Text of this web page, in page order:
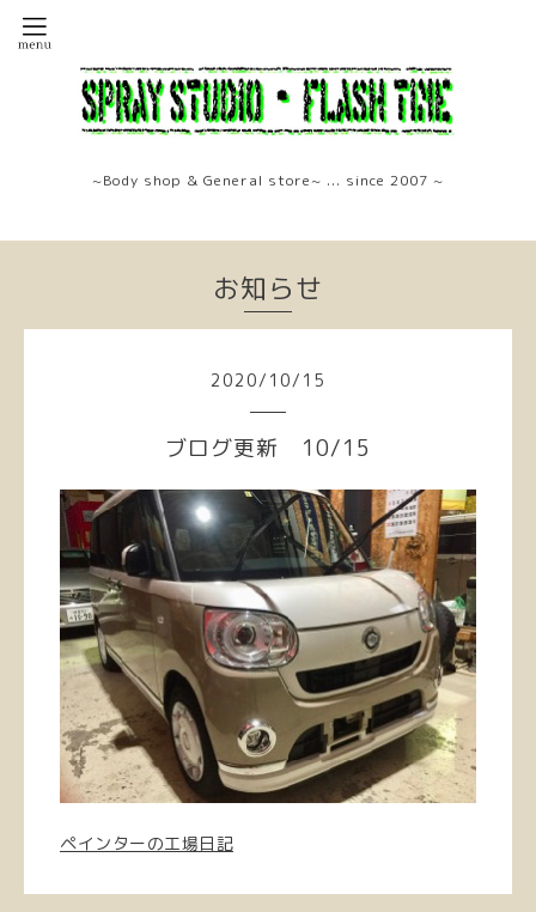
~Body shop & General store~ ... since 2007 ~
お知らせ
2020/ 10/ 15
ブログ更新 10/15
ペインターの工場日記